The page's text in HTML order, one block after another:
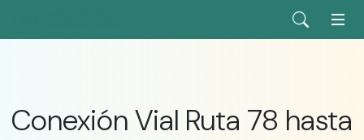
Conexión Vial Ruta 78 hasta